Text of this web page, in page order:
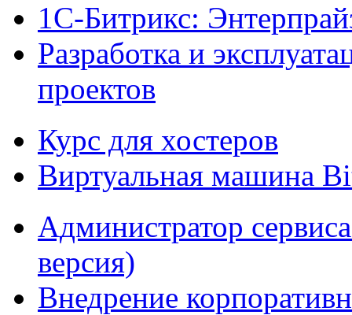
1С-Битрикс:
Разработка и
проектов
Курс для хостеров
Виртуальная машина
Администратор
версия)
Внедрение